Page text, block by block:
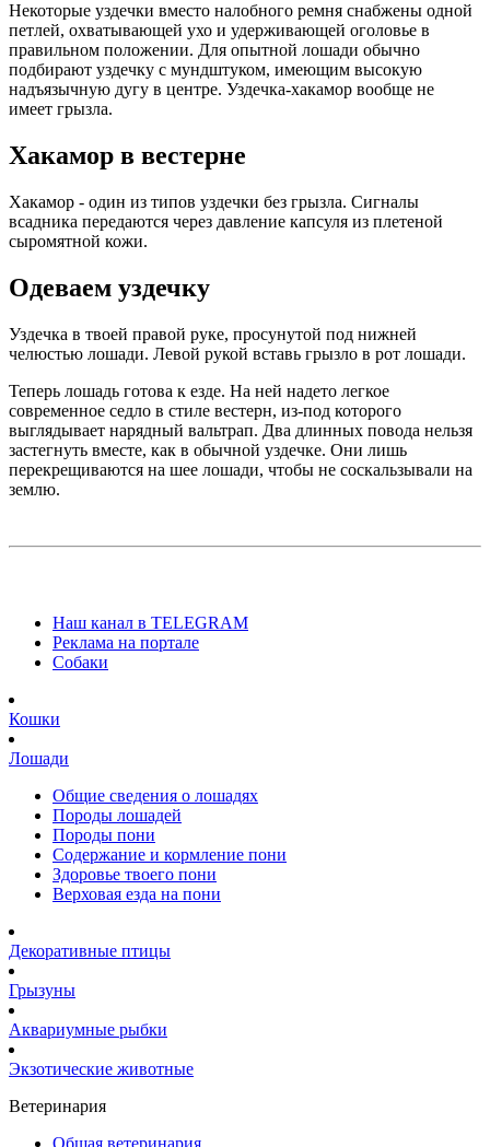
Некоторые уздечки вместо налобного ремня снабжены одной
петлей, охватывающей ухо и удерживающей оголовье в
правильном положении. Для опытной лошади обычно
подбирают уздечку с мундштуком, имеющим высокую
надъязычную дугу в центре. Уздечка-хакамор вообще не
имеет грызла.
Хакамор в вестерне
Хакамор - один из типов уздечки без грызла. Сигналы
всадника передаются через давление капсуля из плетеной
сыромятной кожи.
Одеваем уздечку
Уздечка в твоей правой руке, просунутой под нижней
челюстью лошади. Левой рукой вставь грызло в рот лошади.
Теперь лошадь готова к езде. На ней надето легкое
современное седло в стиле вестерн, из-под которого
выглядывает нарядный вальтрап. Два длинных повода нельзя
застегнуть вместе, как в обычной уздечке. Они лишь
перекрещиваются на шее лошади, чтобы не соскальзывали на
землю.
Наш канал в TELEGRAM
Реклама на портале
Собаки
Кошки
Лошади
Общие сведения о лошадях
Породы лошадей
Породы пони
Содержание и кормление пони
Здоровье твоего пони
Верховая езда на пони
Декоративные птицы
Грызуны
Аквариумные рыбки
Экзотические животные
Ветеринария
Общая ветеринария